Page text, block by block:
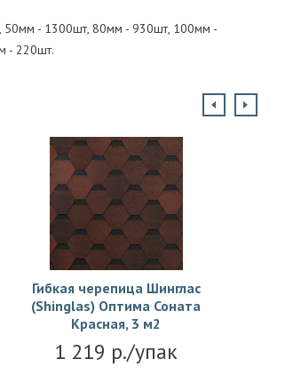
50мм - 1300шт, 80мм - 930шт, 100мм -
- 220шт.
Гибкая черепица Шинглас
(Shinglas) Оптима Соната
Красная, 3 м2
1 219 р./упак